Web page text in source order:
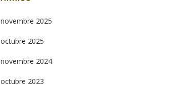
novembre 2025
octubre 2025
novembre 2024
octubre 2023